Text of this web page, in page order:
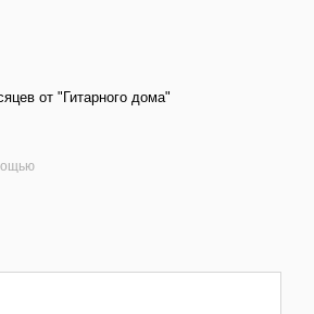
от "Гитарного дома"